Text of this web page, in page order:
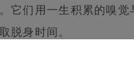
它们用一生积累的嗅
脱身时间。